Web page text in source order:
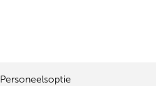
Personeelsoptie